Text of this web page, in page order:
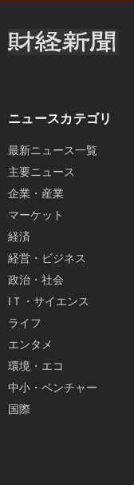
ニュースカテゴリ
最新ニュース一覧
主要ニュース
企業・産業
マーケット
経済
経営・ビジネス
政治・社会
IＴ・サイエンス
ライフ
エンタメ
環境・エコ
中小・ベンチャー
国際